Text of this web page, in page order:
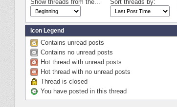
Show threads from the... Sort threads by:
Icon Legend
Contains unread posts
Contains no unread posts
Hot thread with unread posts
Hot thread with no unread posts
Thread is closed
You have posted in this thread